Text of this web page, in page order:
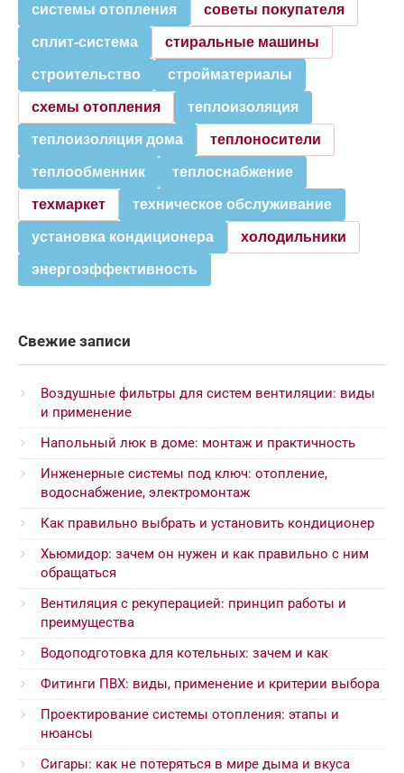
системы отопления советы покупателя
сплит-система стиральные машины
строительство стройматериалы
схемы отопления теплоизоляция
теплоизоляция дома теплоносители
теплообменник теплоснабжение
техмаркет техническое обслуживание
установка кондиционера холодильники
энергоэффективность
Свежие записи
Воздушные фильтры для систем вентиляции: виды
и применение
Напольный люк в доме: монтаж и практичность
Инженерные системы под ключ: отопление,
водоснабжение, электромонтаж
Как правильно выбрать и установить кондиционер
Хьюмидор: зачем он нужен и как правильно с ним
обращаться
Вентиляция с рекуперацией: принцип работы и
преимущества
Водоподготовка для котельных: зачем и как
Фитинги ПВХ: виды, применение и критерии выбора
Проектирование системы отопления: этапы и
нюансы
Сигары: как не потеряться в мире дыма и вкуса